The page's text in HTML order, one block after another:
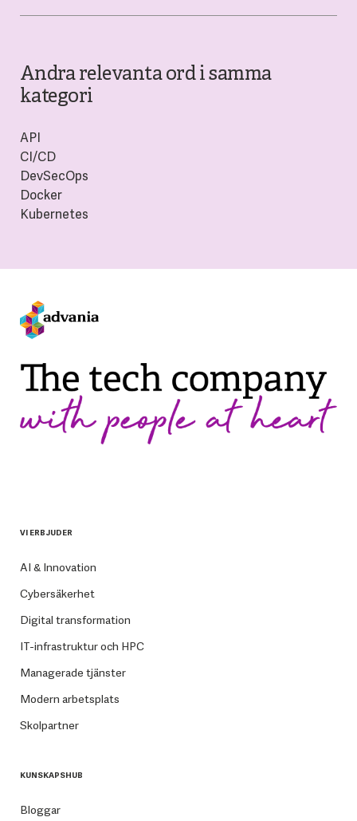
Andra relevanta ord i samma
kategori
API
CI/CD
DevSecOps
Docker
Kubernetes
VI ERBJUDER
AI & Innovation
Cybersäkerhet
Digital transformation
IT-infrastruktur och HPC
Managerade tjänster
Modern arbetsplats
Skolpartner
KUNSKAPSHUB
Bloggar